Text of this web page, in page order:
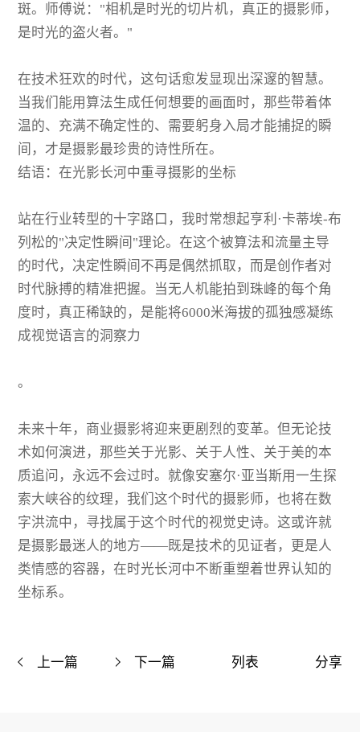
斑。师傅说："相机是时光的切片机，真正的摄影师，
是时光的盗火者。"
在技术狂欢的时代，这句话愈发显现出深邃的智慧。
当我们能用算法生成任何想要的画面时，那些带着体
温的、充满不确定性的、需要躬身入局才能捕捉的瞬
间，才是摄影最珍贵的诗性所在。
结语：在光影长河中重寻摄影的坐标
站在行业转型的十字路口，我时常想起亨利·卡蒂埃-布
列松的"决定性瞬间"理论。在这个被算法和流量主导
的时代，决定性瞬间不再是偶然抓取，而是创作者对
时代脉搏的精准把握。当无人机能拍到珠峰的每个角
度时，真正稀缺的，是能将6000米海拔的孤独感凝练
成视觉语言的洞察力
。
未来十年，商业摄影将迎来更剧烈的变革。但无论技
术如何演进，那些关于光影、关于人性、关于美的本
质追问，永远不会过时。就像安塞尔·亚当斯用一生探
索大峡谷的纹理，我们这个时代的摄影师，也将在数
字洪流中，寻找属于这个时代的视觉史诗。这或许就
是摄影最迷人的地方——既是技术的见证者，更是人
类情感的容器，在时光长河中不断重塑着世界认知的
坐标系。
上一篇 下一篇 列表 分享